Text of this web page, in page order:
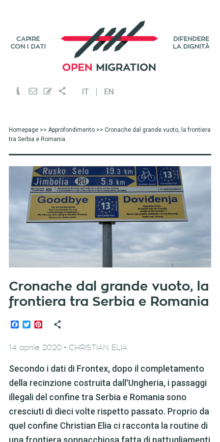
IT EN
Homepage>> Approfondimento>> Cronache dal grande vuoto, la frontiera
tra Serbia e Romania
Cronache dal grande vuoto, la
frontiera tra Serbia e Romania
Facebook
TwitterPinterest
14 aprile 2020- CHRISTIAN ELIA
Secondo i dati di Frontex, dopo il completamento
della recinzione costruita dall'Ungheria, i passaggi
illegali del confine tra Serbia e Romania sono
cresciuti di dieci volte rispetto passato. Proprio da
quel confine Christian Elia ci racconta la routine di
una frontiera sonnacchiosa fatta di pattugliamenti